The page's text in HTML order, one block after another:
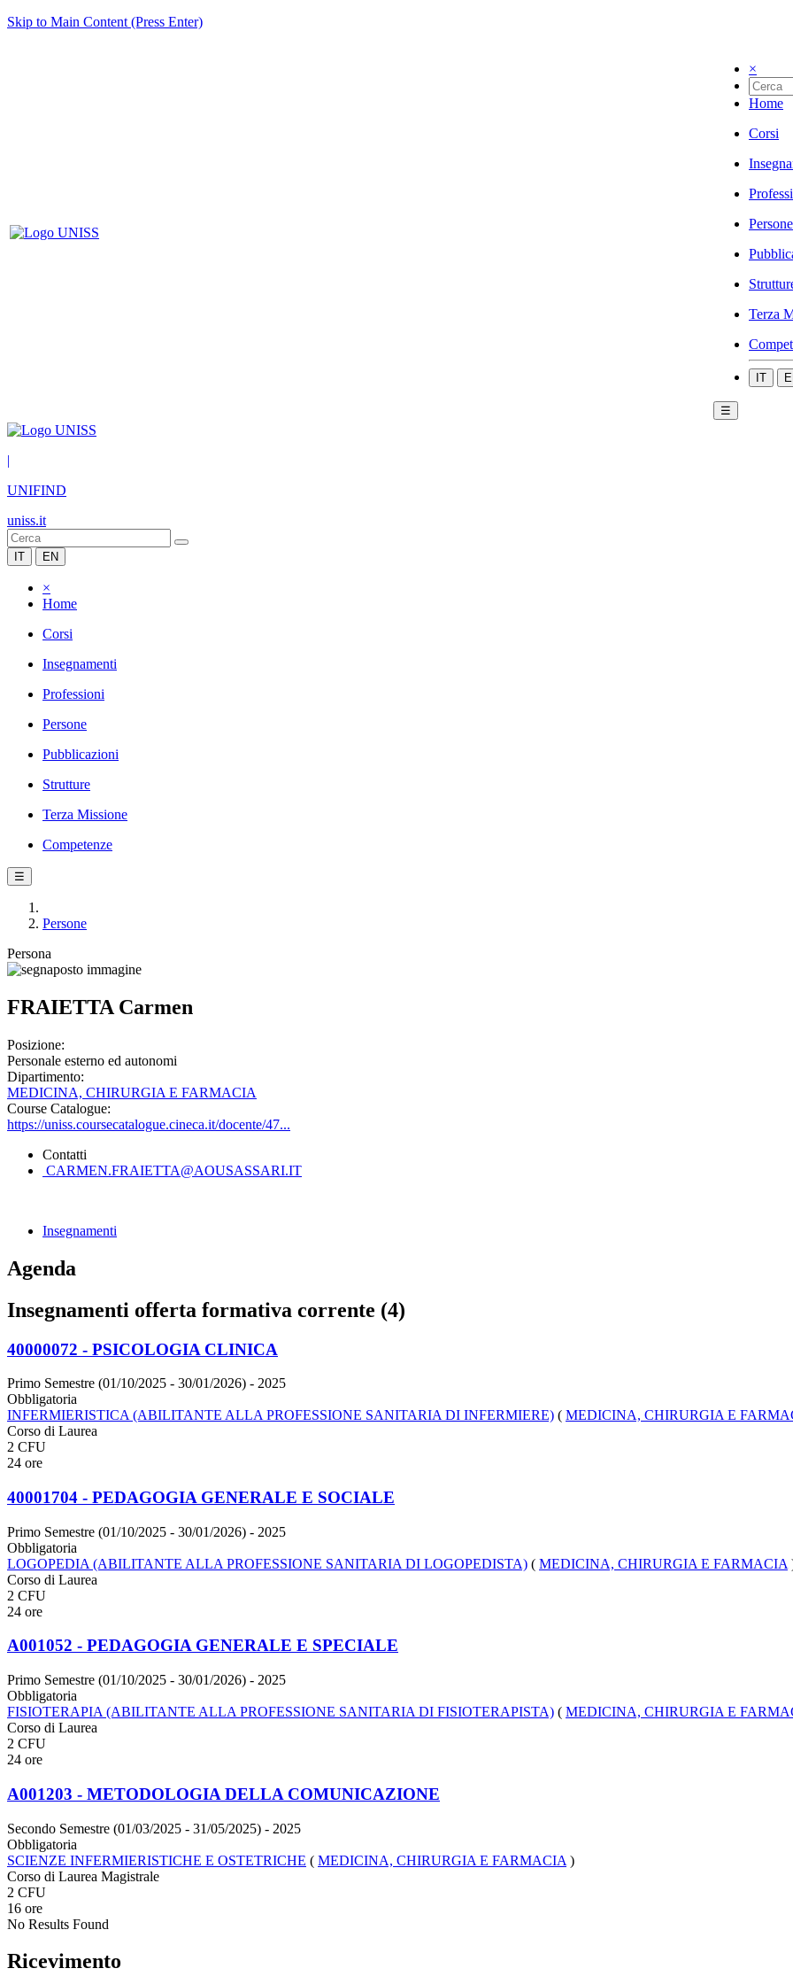
Skip to Main Content (Press Enter)
×
Home
Corsi
Persone
Terza
IT
☰
|
UNIFIND
uniss.it
IT EN
×
Home
Corsi
Insegnamenti
Professioni
Persone
Pubblicazioni
Strutture
Terza Missione
Competenze
☰
Persone
Persona
FRAIETTA Carmen
Posizione:
Personale esterno ed autonomi
Dipartimento:
MEDICINA, CHIRURGIA E FARMACIA
Course Catalogue:
https://uniss.coursecatalogue.cineca.it/docente/47...
Contatti
CARMEN.FRAIETTA@AOUSASSARI.IT
Insegnamenti
Agenda
Insegnamenti offerta formativa corrente (4)
40000072 - PSICOLOGIA CLINICA
Primo Semestre (01/10/2025 - 30/01/2026) - 2025
Obbligatoria
INFERMIERISTICA (ABILITANTE ALLA PROFESSIONE SANITARIA DI INFERMIERE) ( MEDICINA, CHIRURGIA E
Corso di Laurea
2 CFU
24 ore
40001704 - PEDAGOGIA GENERALE E SOCIALE
Primo Semestre (01/10/2025 - 30/01/2026) - 2025
Obbligatoria
LOGOPEDIA (ABILITANTE ALLA PROFESSIONE SANITARIA DI LOGOPEDISTA) ( MEDICINA, CHIRURGIA E FARMACIA
Corso di Laurea
2 CFU
24 ore
A001052 - PEDAGOGIA GENERALE E SPECIALE
Primo Semestre (01/10/2025 - 30/01/2026) - 2025
Obbligatoria
FISIOTERAPIA (ABILITANTE ALLA PROFESSIONE SANITARIA DI FISIOTERAPISTA) ( MEDICINA, CHIRURGIA E
Corso di Laurea
2 CFU
24 ore
A001203 - METODOLOGIA DELLA COMUNICAZIONE
Secondo Semestre (01/03/2025 - 31/05/2025) - 2025
Obbligatoria
SCIENZE INFERMIERISTICHE E OSTETRICHE ( MEDICINA, CHIRURGIA E FARMACIA )
Corso di Laurea Magistrale
2 CFU
16 ore
No Results Found
Ricevimento